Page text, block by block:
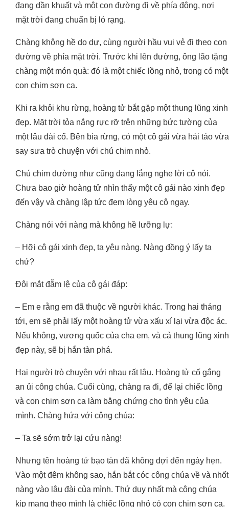
đang dần khuất và một con đường đi về phía đông, nơi
mặt trời đang chuẩn bị ló rạng.
Chàng không hề do dự, cùng người hầu vui vẻ đi theo con
đường về phía mặt trời. Trước khi lên đường, ông lão tặng
chàng một món quà: đó là một chiếc lồng nhỏ, trong có một
con chim sơn ca.
Khi ra khỏi khu rừng, hoàng tử bắt gặp một thung lũng xinh
đẹp. Mặt trời tỏa nắng rực rỡ trên những bức tường của
một lâu đài cổ. Bên bìa rừng, có một cô gái vừa hái táo vừa
say sưa trò chuyện với chú chim nhỏ.
Chú chim dường như cũng đang lắng nghe lời cô nói.
Chưa bao giờ hoàng tử nhìn thấy một cô gái nào xinh đẹp
đến vậy và chàng lập tức đem lòng yêu cô ngay.
Chàng nói với nàng mà không hề lưỡng lự:
– Hỡi cô gái xinh đẹp, ta yêu nàng. Nàng đồng ý lấy ta
chứ?
Đôi mắt đẫm lệ của cô gái đáp:
– Em e rằng em đã thuộc về người khác. Trong hai tháng
tới, em sẽ phải lấy một hoàng tử vừa xấu xí lại vừa độc ác.
Nếu không, vương quốc của cha em, và cả thung lũng xinh
đẹp này, sẽ bị hắn tàn phá.
Hai người trò chuyện với nhau rất lâu. Hoàng tử cố gắng
an ủi công chúa. Cuối cùng, chàng ra đi, để lại chiếc lồng
và con chim sơn ca làm bằng chứng cho tình yêu của
mình. Chàng hứa với công chúa:
– Ta sẽ sớm trở lại cứu nàng!
Nhưng tên hoàng tử bạo tàn đã không đợi đến ngày hẹn.
Vào một đêm không sao, hắn bắt cóc công chúa về và nhốt
nàng vào lâu đài của mình. Thứ duy nhất mà công chúa
kịp mang theo mình là chiếc lồng nhỏ có con chim sơn ca.